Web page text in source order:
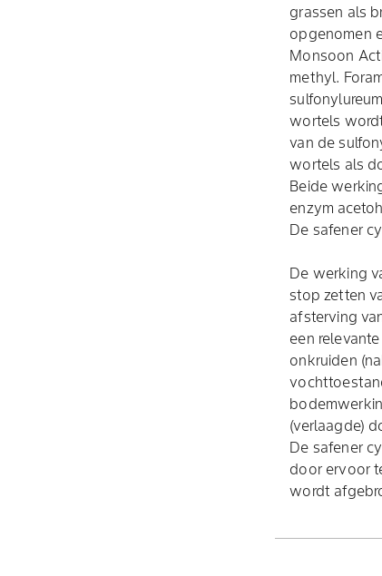
grassen als
opgenomen
Monsoon
methyl.
wortels
van de
wortels als
Beide
enzym
De safener
De werking
stop zetten
afsterving
een
onkruiden
(verlaagde)
De safener
door ervoor
wordt